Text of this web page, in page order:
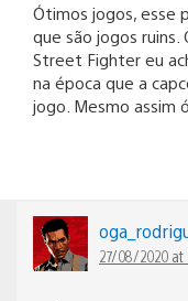
Ótimos jogos, esse
que são jogos ruins.
Street Fighter eu
na época que a
jogo. Mesmo assim
27/08/2020 at